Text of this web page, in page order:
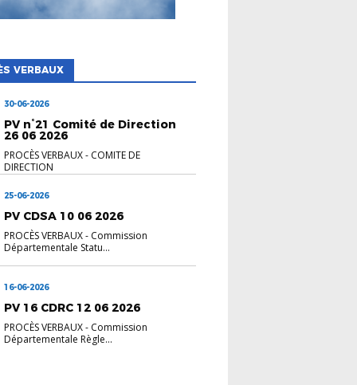
VERBAUX
30-06-2026
PV n°21 Comité de Direction
26 06 2026
PROCÈS VERBAUX- COMITE DE
DIRECTION
25-06-2026
PV CDSA 10 06 2026
PROCÈS VERBAUX- Commission
Départementale Statu...
16-06-2026
PV 16 CDRC 12 06 2026
PROCÈS VERBAUX- Commission
Départementale Règle...